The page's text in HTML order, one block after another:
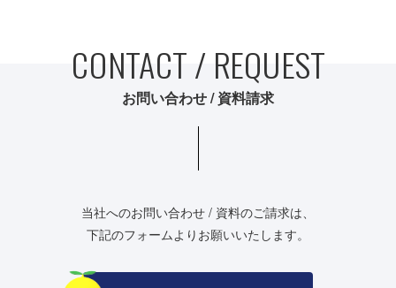
CONTACT / REQUEST
お問い合わせ / 資料請求
当社へのお問い合わせ / 資料のご請求は、
下記のフォームよりお願いいたします。